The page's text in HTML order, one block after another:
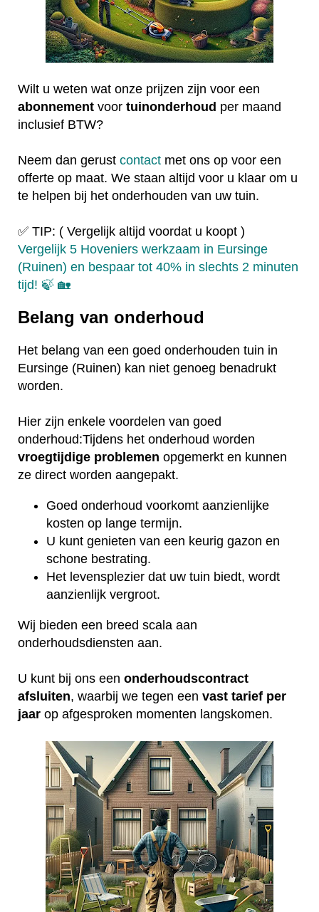
Wilt u weten wat onze prijzen zijn voor een
abonnement voor tuinonderhoud per maand
inclusief BTW?
Neem dan gerust contact met ons op voor een
offerte op maat. We staan altijd voor u klaar om u
te helpen bij het onderhouden van uw tuin.
✅ TIP: ( Vergelijk altijd voordat u koopt )
Vergelijk 5 Hoveniers werkzaam in Eursinge
(Ruinen) en bespaar tot 40% in slechts 2 minuten
tijd! 🍃 🏡
Belang van onderhoud
Het belang van een goed onderhouden tuin in
Eursinge (Ruinen) kan niet genoeg benadrukt
worden.
Hier zijn enkele voordelen van goed
onderhoud:Tijdens het onderhoud worden
vroegtijdige problemen opgemerkt en kunnen
ze direct worden aangepakt.
Goed onderhoud voorkomt aanzienlijke
kosten op lange termijn.
U kunt genieten van een keurig gazon en
schone bestrating.
Het levensplezier dat uw tuin biedt, wordt
aanzienlijk vergroot.
Wij bieden een breed scala aan
onderhoudsdiensten aan.
U kunt bij ons een onderhoudscontract
afsluiten, waarbij we tegen een vast tarief per
jaar op afgesproken momenten langskomen.